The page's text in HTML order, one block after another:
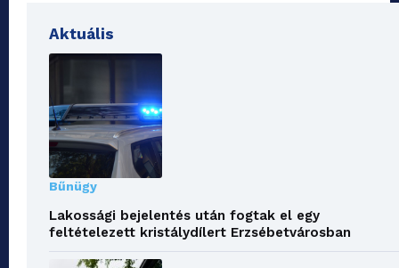
Aktuális
Bűnügy
Lakossági bejelentés után fogtak el egy
feltételezett kristálydílert Erzsébetvárosban